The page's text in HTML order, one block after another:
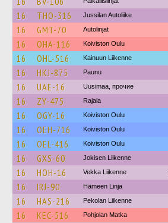
16 THO-316 Jussilan Autoliike
16 GMT-70 Autolinjat
16 OHA-116 Koiviston Oulu
16 OHL-516 Kainuun Liikenne
16 HKJ-875 Paunu
16 UAE-16 Uusimaa, прочие
16 ZY-475 Rajala
16 OGY-16 Koiviston Oulu
16 OEH-716 Koiviston Oulu
16 OEL-416 Koiviston Oulu
16 GXS-60 Jokisen Liikenne
16 HOH-16 Vekka Liikenne
16 IRJ-90 Hämeen Linja
16 HAS-216 Pekolan Liikenne
16 KEC-516 Pohjolan Matka